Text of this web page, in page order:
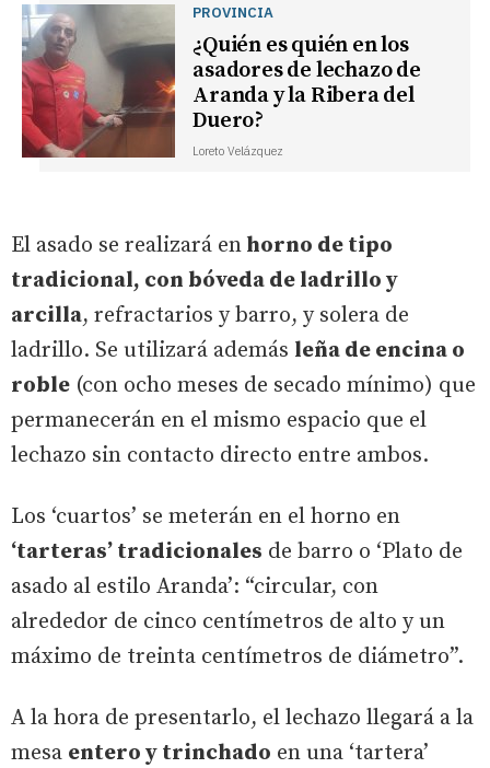
PROVINCIA
¿Quién es quién en los
asadores de lechazo de
Aranda y la Ribera del
Duero?
Loreto Velázquez
El asado se realizará en horno de tipo
tradicional, con bóveda de ladrillo y
arcilla, refractarios y barro, y solera de
ladrillo. Se utilizará además leña de encina o
roble (con ocho meses de secado mínimo) que
permanecerán en el mismo espacio que el
lechazo sin contacto directo entre ambos.
Los ‘cuartos’ se meterán en el horno en
‘tarteras’ tradicionales de barro o ‘Plato de
asado al estilo Aranda’: “circular, con
alrededor de cinco centímetros de alto y un
máximo de treinta centímetros de diámetro”.
A la hora de presentarlo, el lechazo llegará a la
mesa entero y trinchado en una ‘tartera’